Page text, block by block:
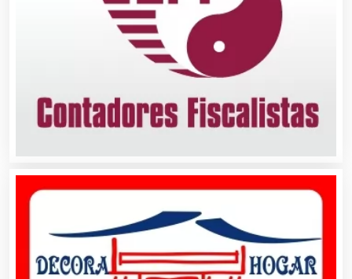
Análisis de Aguas
Animadores de Eventos
Aparatos y Equipos Eléctricos
Arquitectos
Artes Gráficas